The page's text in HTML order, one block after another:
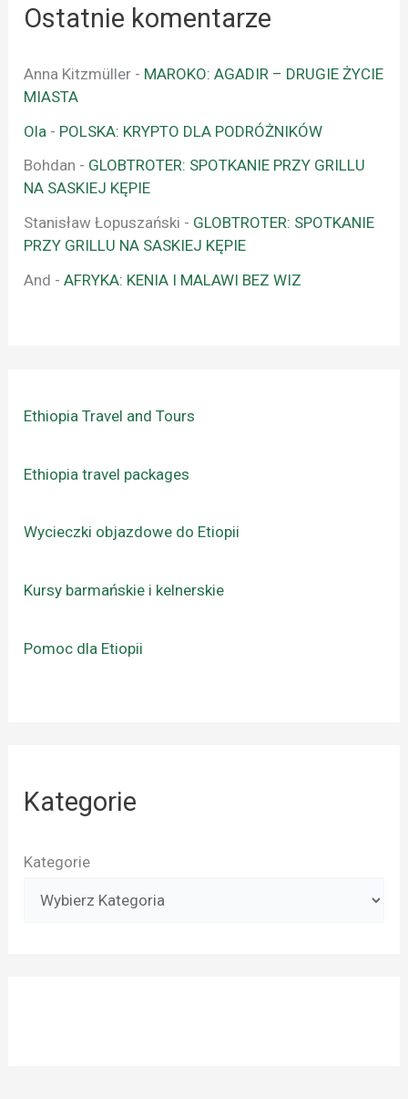
Ostatnie komentarze
Anna Kitzmüller - MAROKO: AGADIR – DRUGIE ŻYCIE
MIASTA
Ola - POLSKA: KRYPTO DLA PODRÓŻNIKÓW
Bohdan - GLOBTROTER: SPOTKANIE PRZY GRILLU
NA SASKIEJ KĘPIE
Stanisław Łopuszański - GLOBTROTER: SPOTKANIE
PRZY GRILLU NA SASKIEJ KĘPIE
And -AFRYKA: KENIA I MALAWI BEZ WIZ
Ethiopia Travel and Tours
Ethiopia travel packages
Wycieczki objazdowe do Etiopii
Kursy barmańskie i kelnerskie
Pomoc dla Etiopii
Kategorie
Kategorie